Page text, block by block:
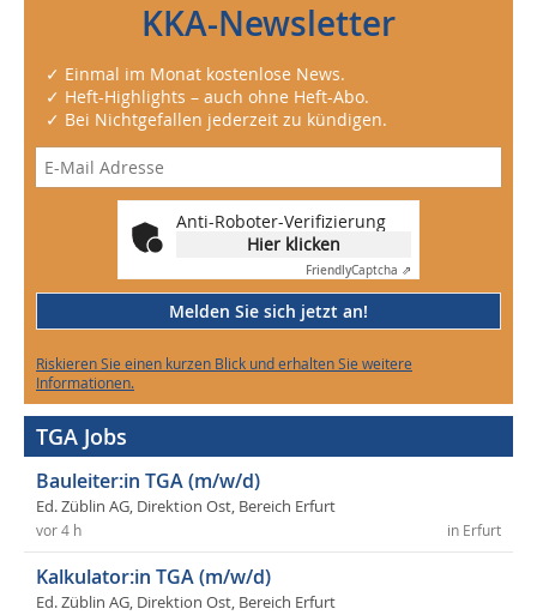
KKA-Newsletter
✓ Einmal im Monat kostenlose News.
✓ Heft-Highlights – auch ohne Heft-Abo.
✓ Bei Nichtgefallen jederzeit zu kündigen.
Anti-Roboter-Verifizierung
Hier klicken
FriendlyCaptcha ⇗
Melden Sie sich jetzt an!
Riskieren Sie einen kurzen Blick und erhalten Sie weitere
Informationen.
TGA Jobs
Bauleiter:in TGA (m/w/d)
Ed. Züblin AG, Direktion Ost, Bereich Erfurt
in Erfurt
vor 4 h
Kalkulator:in TGA (m/w/d)
Ed. Züblin AG, Direktion Ost, Bereich Erfurt